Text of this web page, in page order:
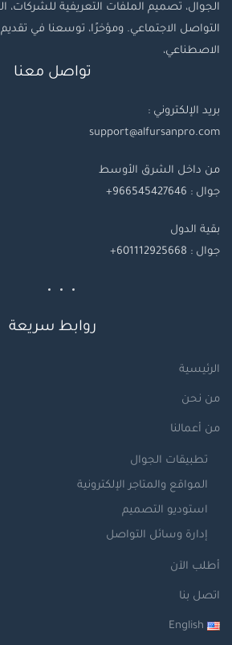
الجوال، تصميم الملفات التعريفية للشركات،
التواصل الاجتماعي. ومؤخرًا، توسعنا في
الاصطناعي،
تواصل معنا
بريد الإلكتروني :
support@alfursanpro.com
من داخل الشرق الأوسط
جوال : 966545427646+
بقية الدول
جوال : 601112925668+
روابط سريعة
الرئيسية
من نحن
من أعمالنا
تطبيقات الجوال
المواقع والمتاجر الإلكترونية
استوديو التصميم
إدارة وسائل التواصل
أطلب الآن
اتصل بنا
English